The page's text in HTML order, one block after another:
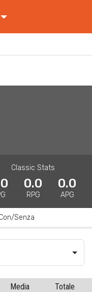
Classic Stats
0.0
RPG
0.0
APG
Senza
Media
Totale